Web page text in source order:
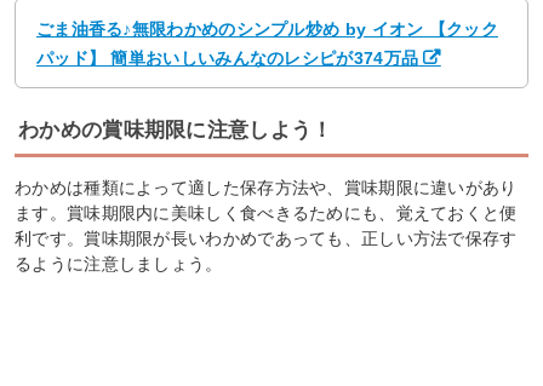
ごま油香る♪無限わかめのシンプル炒め by イオン 【クック
パッド】 簡単おいしいみんなのレシピが374万品
わかめの賞味期限に注意しよう！
わかめは種類によって適した保存方法や、賞味期限に違いがあり
ます。賞味期限内に美味しく食べきるためにも、覚えておくと便
利です。賞味期限が長いわかめであっても、正しい方法で保存す
るように注意しましょう。